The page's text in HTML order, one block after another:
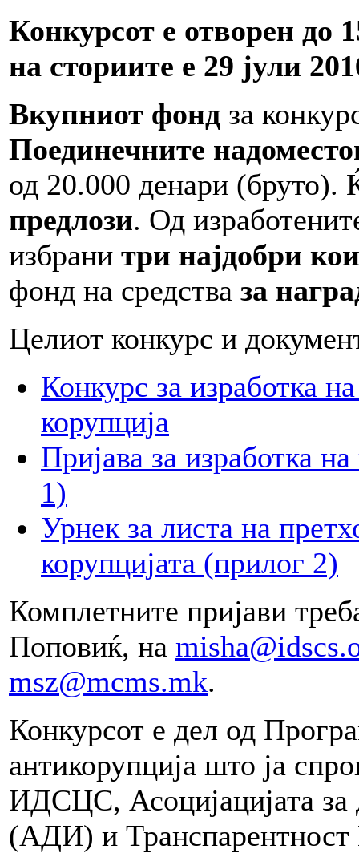
Конкурсот е отворен до
на сториите е 29 јули
Вкупниот фонд за
Поединечните
од 20.000 денари (бруто).
предлози. Од
избрани три најдобри
фонд на средства за
Целиот конкурс и
Конкурс за изработка
корупција
Пријава за изработка
1)
Урнек за листа на
корупцијата (прилог 2)
Комплетните пријави
Поповиќ, на
msz@mcms.mk.
Конкурсот е дел од
антикорупција што ја
ИДСЦС, Асоцијацијата за
(АДИ) и